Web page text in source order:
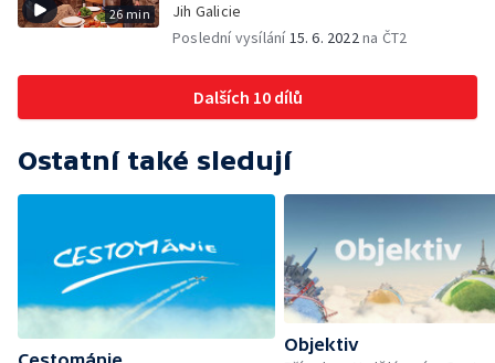
26 min
Jih Galicie
Poslední vysílání15. 6. 2022na ČT2
Dalších 10 dílů
Ostatní také sledují
Objektiv